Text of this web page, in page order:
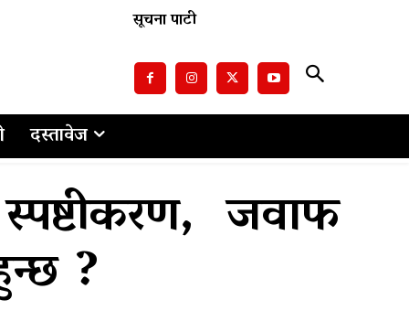
सूचना पाटी
दस्तावेज
जवाफ
?